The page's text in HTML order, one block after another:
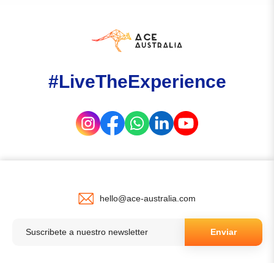
#LiveTheExperience
hello@ace-australia.com
Enviar